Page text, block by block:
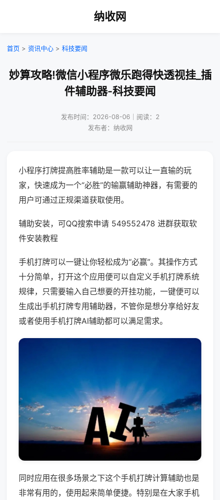
纳收网
首页 > 资讯中心 > 科技要闻
妙算攻略!微信小程序微乐跑得快透视挂_插
件辅助器-科技要闻
发布时间：2026-08-06｜阅读：2
发布者：纳收网
小程序打牌提高胜率辅助是一款可以让一直输的玩
家，快速成为一个“必胜”的输赢辅助神器，有需要的
用户可通过正规渠道获取使用。
辅助安装，可QQ搜索申请 549552478 进群获取软
件安装教程
手机打牌可以一键让你轻松成为“必赢”。其操作方式
十分简单，打开这个应用便可以自定义手机打牌系统
规律，只需要输入自己想要的开挂功能，一键便可以
生成出手机打牌专用辅助器，不管你是想分享给好友
或者使用手机打牌AI辅助都可以满足需求。
同时应用在很多场景之下这个手机打牌计算辅助也是
非常有用的，使用起来简单便捷。特别是在大家手机